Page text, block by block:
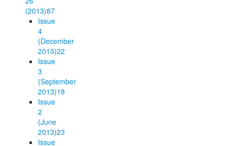
(2013)87
Issue
4
(December
2013)22
Issue
3
(September
2013)18
Issue
2
(June
2013)23
Issue